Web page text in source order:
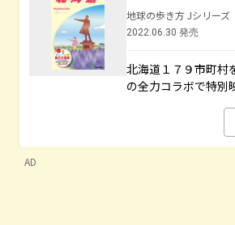
地球の歩き方 Jシリーズ
2022.06.30 発売
北海道１７９市町村
の全力コラボで特別
AD